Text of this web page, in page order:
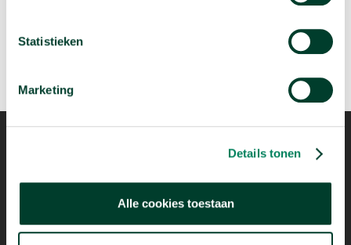
Statistieken
Marketing
Details tonen
Alle cookies toestaan
arrow_forward
Mogelijk dankzij